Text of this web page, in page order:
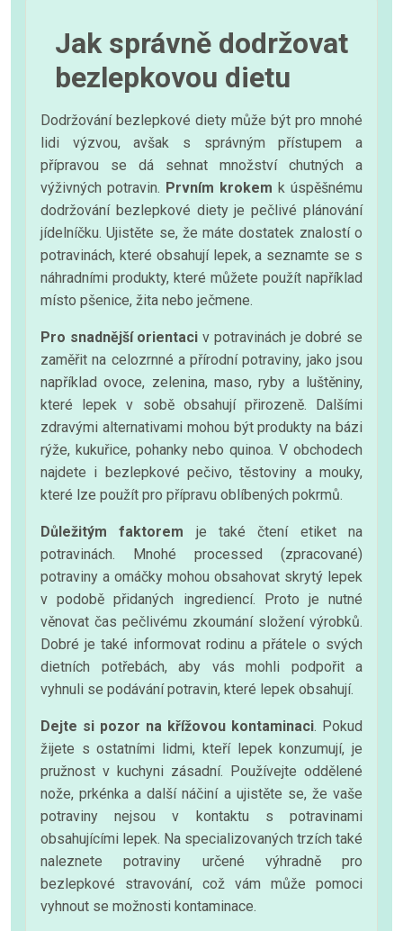
Jak správně dodržovat
bezlepkovou dietu
Dodržování bezlepkové diety může být pro mnohé
lidi výzvou, avšak s správným přístupem a
přípravou se dá sehnat množství chutných a
výživných potravin. Prvním krokem k úspěšnému
dodržování bezlepkové diety je pečlivé plánování
jídelníčku. Ujistěte se, že máte dostatek znalostí o
potravinách, které obsahují lepek, a seznamte se s
náhradními produkty, které můžete použít například
místo pšenice, žita nebo ječmene.
Pro snadnější orientaci v potravinách je dobré se
zaměřit na celozrnné a přírodní potraviny, jako jsou
například ovoce, zelenina, maso, ryby a luštěniny,
které lepek v sobě obsahují přirozeně. Dalšími
zdravými alternativami mohou být produkty na bázi
rýže, kukuřice, pohanky nebo quinoa. V obchodech
najdete i bezlepkové pečivo, těstoviny a mouky,
které lze použít pro přípravu oblíbených pokrmů.
Důležitým faktorem je také čtení etiket na
potravinách. Mnohé processed (zpracované)
potraviny a omáčky mohou obsahovat skrytý lepek
v podobě přidaných ingrediencí. Proto je nutné
věnovat čas pečlivému zkoumání složení výrobků.
Dobré je také informovat rodinu a přátele o svých
dietních potřebách, aby vás mohli podpořit a
vyhnuli se podávání potravin, které lepek obsahují.
Dejte si pozor na křížovou kontaminaci. Pokud
žijete s ostatními lidmi, kteří lepek konzumují, je
pružnost v kuchyni zásadní. Používejte oddělené
nože, prkénka a další náčiní a ujistěte se, že vaše
potraviny nejsou v kontaktu s potravinami
obsahujícími lepek. Na specializovaných trzích také
naleznete potraviny určené výhradně pro
bezlepkové stravování, což vám může pomoci
vyhnout se možnosti kontaminace.